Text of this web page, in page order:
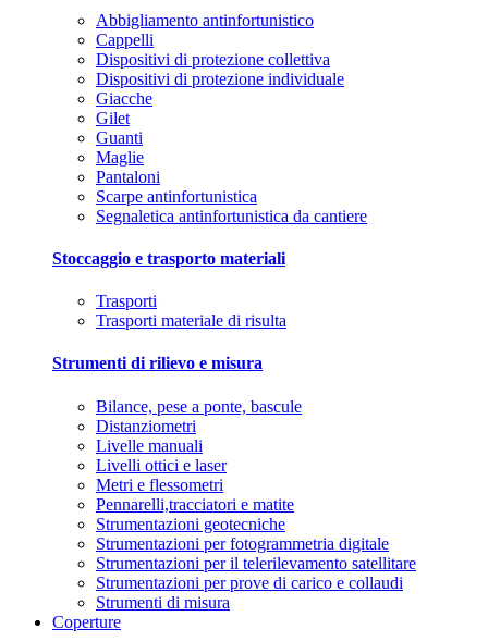
Abbigliamento antinfortunistico
Cappelli
Dispositivi di protezione collettiva
Dispositivi di protezione individuale
Giacche
Gilet
Guanti
Maglie
Pantaloni
Scarpe antinfortunistica
Segnaletica antinfortunistica da cantiere
Stoccaggio e trasporto materiali
Trasporti
Trasporti materiale di risulta
Strumenti di rilievo e misura
Bilance, pese a ponte, bascule
Distanziometri
Livelle manuali
Livelli ottici e laser
Metri e flessometri
Pennarelli,tracciatori e matite
Strumentazioni geotecniche
Strumentazioni per fotogrammetria digitale
Strumentazioni per il telerilevamento satellitare
Strumentazioni per prove di carico e collaudi
Strumenti di misura
Coperture